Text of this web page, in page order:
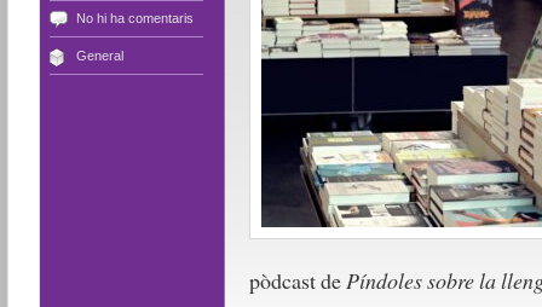
No hi ha comentaris
General
pòdcast dePíndoles sobre la